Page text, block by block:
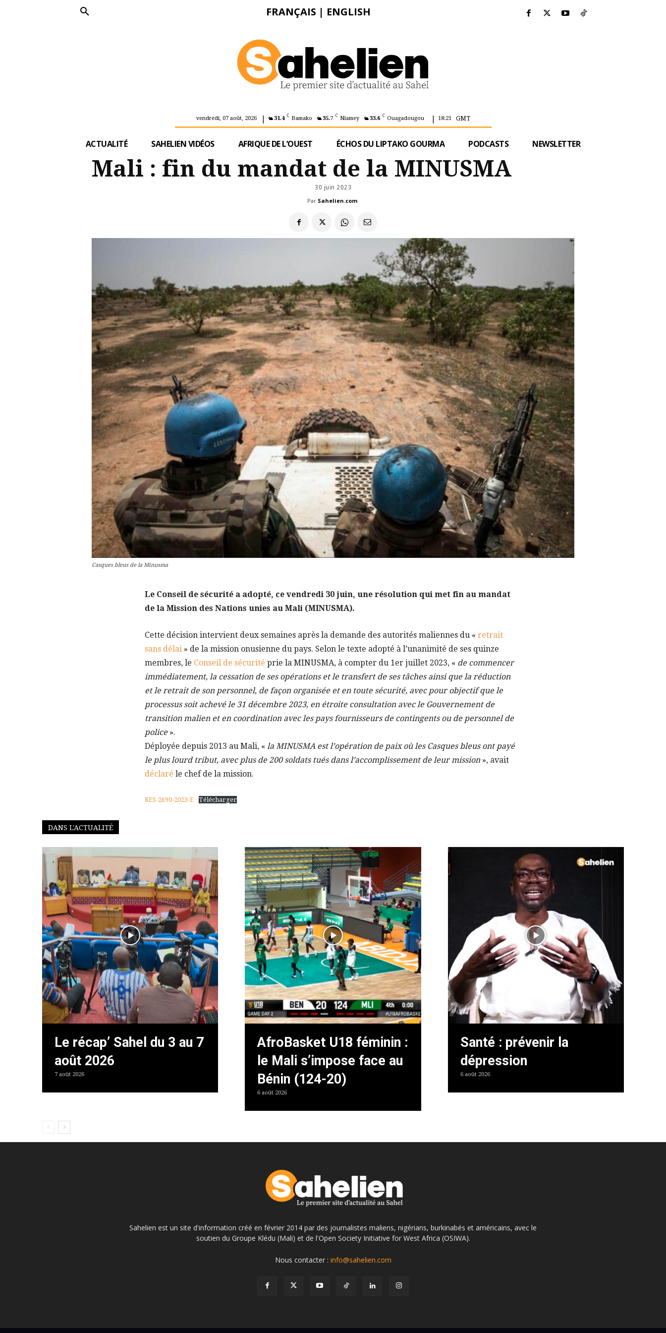
FRANÇAIS | ENGLISH
vendredi, 07 août, 2026 | 31.4 C Bamako 35.7 C Niamey 33.6 C Ouagadougou | 18:21 GMT
ACTUALITÉ SAHELIEN VIDÉOS AFRIQUE DE L’OUEST ÉCHOS DU LIPTAKO GOURMA PODCASTS NEWSLETTER
Mali : fin du mandat de la MINUSMA
30 juin 2023
Par Sahelien.com
Casques bleus de la Minusma
Le Conseil de sécurité a adopté, ce vendredi 30 juin, une résolution qui met fin au mandat
de la Mission des Nations unies au Mali (MINUSMA).
Cette décision intervient deux semaines après la demande des autorités maliennes du « retrait
sans délai » de la mission onusienne du pays. Selon le texte adopté à l’unanimité de ses quinze
membres, le Conseil de sécurité prie la MINUSMA, à compter du 1er juillet 2023, « de commencer
immédiatement, la cessation de ses opérations et le transfert de ses tâches ainsi que la réduction
et le retrait de son personnel, de façon organisée et en toute sécurité, avec pour objectif que le
processus soit achevé le 31 décembre 2023, en étroite consultation avec le Gouvernement de
transition malien et en coordination avec les pays fournisseurs de contingents ou de personnel de
police ».
Déployée depuis 2013 au Mali, « la MINUSMA est l’opération de paix où les Casques bleus ont payé
le plus lourd tribut, avec plus de 200 soldats tués dans l’accomplissement de leur mission », avait
déclaré le chef de la mission.
RES-2690-2023-E Télécharger
DANS L'ACTUALITÉ
Le récap’ Sahel du 3 au 7
août 2026
7 août 2026
AfroBasket U18 féminin :
le Mali s’impose face au
Bénin (124-20)
6 août 2026
Santé : prévenir la
dépression
6 août 2026
Sahelien est un site d'information créé en février 2014 par des journalistes maliens, nigérians, burkinabés et américains, avec le
soutien du Groupe Klédu (Mali) et de l'Open Society Initiative for West Africa (OSIWA).
Nous contacter : info@sahelien.com